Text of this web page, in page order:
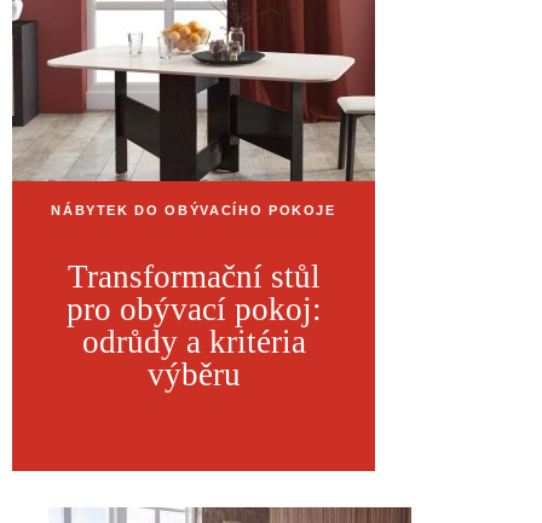
NÁBYTEK DO OBÝVACÍHO POKOJE
Transformační stůl
pro obývací pokoj:
odrůdy a kritéria
výběru